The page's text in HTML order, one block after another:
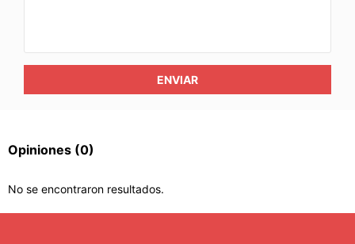
ENVIAR
Opiniones (0)
No se encontraron resultados.